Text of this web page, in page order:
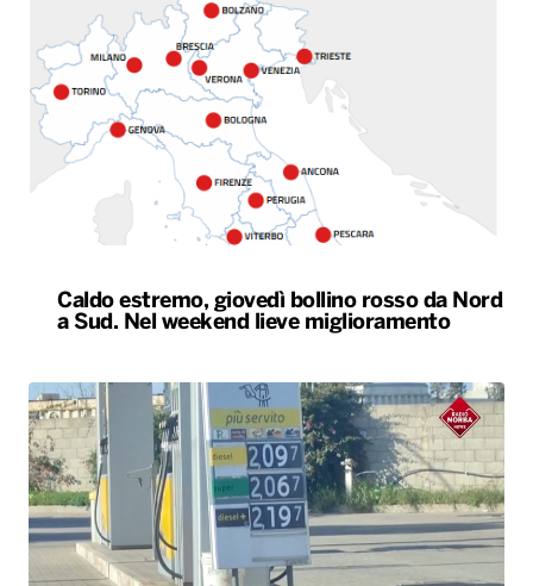
Caldo estremo, giovedì bollino rosso da Nord
a Sud. Nel weekend lieve miglioramento